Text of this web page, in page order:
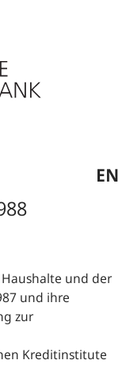
EN
und der
und ihre
zur
Kreditinstitute